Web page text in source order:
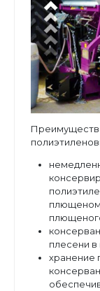
плесени
хранение